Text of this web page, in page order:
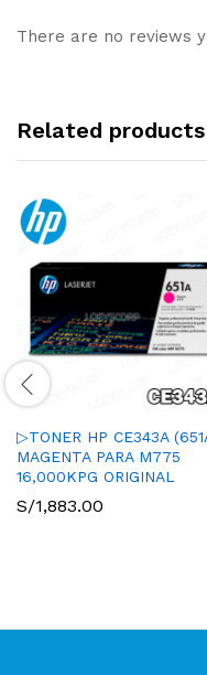
There are no reviews
Related products
▷TONER HP CE343A
MAGENTA PARA M775
16,000KPG ORIGINAL
S/1,883.00